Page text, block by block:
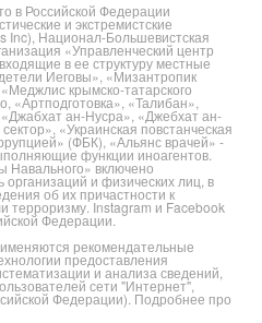
в Российской Федерации
и экстремистские
Inc), Национал-Большевистская
«Управленческий центр
в ее структуру местные
Иеговы», «Мизантропик
крымско-татарского
«Артподготовка», «Талибан»,
ан-Нусра», «Джебхат ан-
«Украинская повстанческая
(ФБК), «Альянс врачей» -
функции иноагентов.
включено
и физических лиц, в
об их причастности к
терроризму. Instagram и Facebook
Федерации.
рекомендательные
предоставления
и анализа сведений,
сети "Интернет",
Федерации). Подробнее про